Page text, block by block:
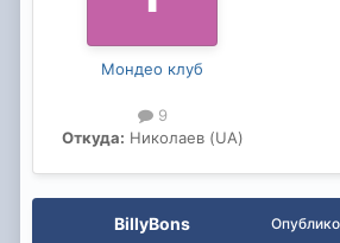
Мондео клуб
9
Откуда: Николаев (UA)
BillyBons